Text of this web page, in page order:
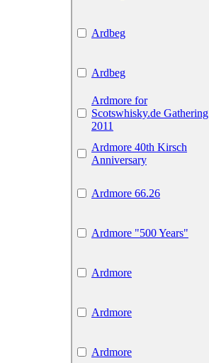
Ardbeg
Ardbeg
Ardmore for
Scotswhisky.de Gathering
2011
Ardmore 40th Kirsch
Anniversary
Ardmore 66.26
Ardmore "500 Years"
Ardmore
Ardmore
Ardmore